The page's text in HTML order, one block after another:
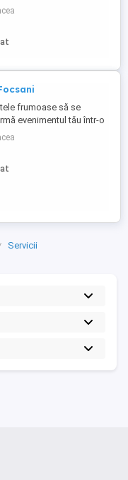
clientului. Apoi,
se poate face ori direct
stickul sau
in portul USB al
...
frumoase să se
evenimentul tău într-o
cu Cabina Foto
Invitații se distrează, râd,
și pleacă acasă cu
loc Ce oferim:
Servicii